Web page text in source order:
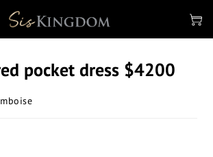
pocket dress $4200